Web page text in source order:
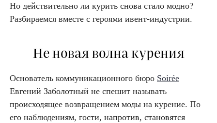
Но действительно ли курить снова стало модно?
Разбираемся вместе с героями ивент-индустрии.
Не новая волна курения
Основатель коммуникационного бюро Soirée
Евгений Заболотный не спешит называть
происходящее возвращением моды на курение. По
его наблюдениям, гости, напротив, становятся